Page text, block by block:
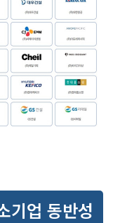
기업 동반성